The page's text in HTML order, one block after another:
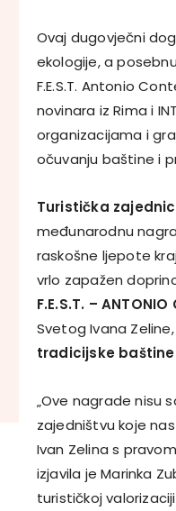
Ovaj dugovječni
ekologije, a
F.E.S.T. Antonio
novinara iz Rima i
organizacijama i
očuvanju baštine i
Turistička
međunarodnu
raskošne ljepote
vrlo zapažen
F.E.S.T. – ANTONIO
Svetog Ivana
tradicijske
„Ove nagrade nisu
zajedništvu koje
Ivan Zelina s
izjavila je Marinka
turističkoj